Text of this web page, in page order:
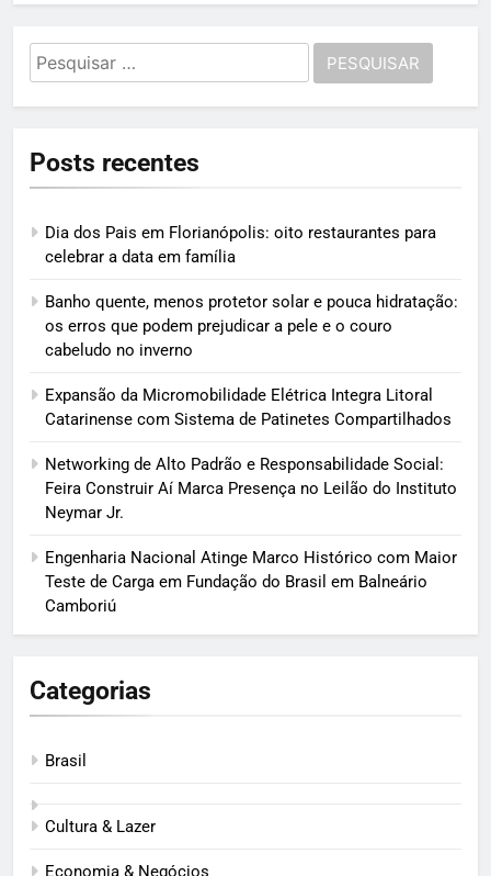
Pesquisar
por:
Posts recentes
Dia dos Pais em Florianópolis: oito restaurantes para
celebrar a data em família
Banho quente, menos protetor solar e pouca hidratação:
os erros que podem prejudicar a pele e o couro
cabeludo no inverno
Expansão da Micromobilidade Elétrica Integra Litoral
Catarinense com Sistema de Patinetes Compartilhados
Networking de Alto Padrão e Responsabilidade Social:
Feira Construir Aí Marca Presença no Leilão do Instituto
Neymar Jr.
Engenharia Nacional Atinge Marco Histórico com Maior
Teste de Carga em Fundação do Brasil em Balneário
Camboriú
Categorias
Brasil
Cultura & Lazer
Economia & Negócios